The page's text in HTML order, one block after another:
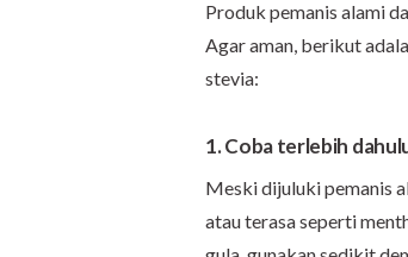
Produk pemanis alami
Agar aman, berikut
stevia:
1. Coba terlebih
Meski dijuluki pemanis
atau terasa seperti